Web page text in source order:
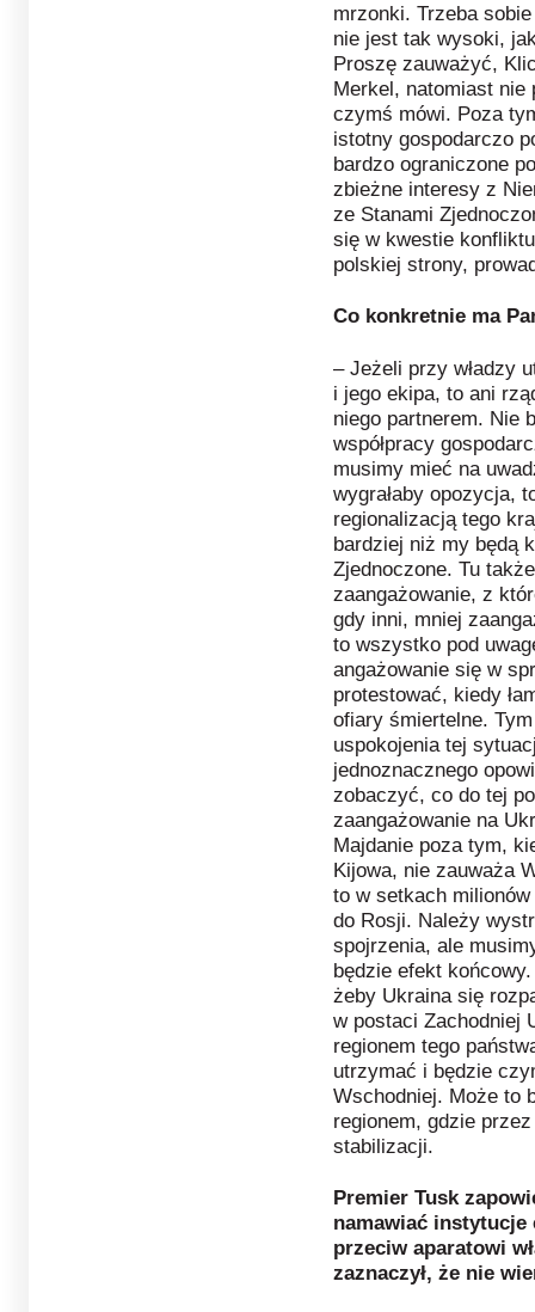
mrzonki. Trzeba
nie jest tak wysoki,
Proszę zauważyć,
Merkel, natomiast nie
czymś mówi. Poza
istotny gospodarczo
bardzo ograniczone
zbieżne interesy z
ze Stanami
się w kwestie
polskiej strony,
Co konkretnie ma
– Jeżeli przy władzy
i jego ekipa, to ani
niego partnerem. Nie
współpracy
musimy mieć na
wygrałaby opozycja,
regionalizacją tego
bardziej niż my będą
Zjednoczone. Tu
zaangażowanie, z
gdy inni, mniej
to wszystko pod
angażowanie się w
protestować, kiedy
ofiary śmiertelne.
uspokojenia tej
jednoznacznego
zobaczyć, co do tej
zaangażowanie na
Majdanie poza tym,
Kijowa, nie zauważa
to w setkach
do Rosji. Należy
spojrzenia, ale
będzie efekt
żeby Ukraina się
w postaci Zachodniej
regionem tego
utrzymać i będzie
Wschodniej. Może to
regionem, gdzie
stabilizacji.
Premier Tusk
namawiać instytucje
przeciw aparatowi
zaznaczył, że nie